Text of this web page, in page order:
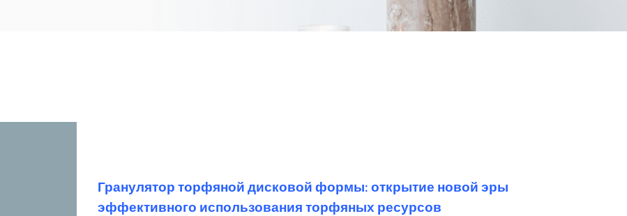
Гранулятор торфяной дисковой формы: открытие новой эры
эффективного использования торфяных ресурсов